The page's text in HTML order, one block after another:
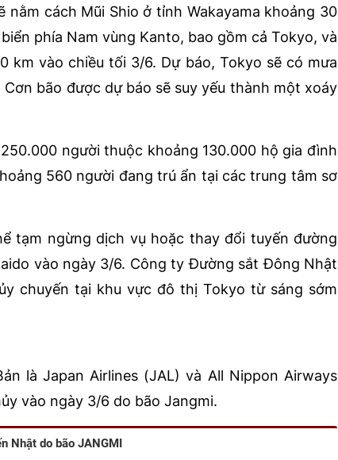
cách Mũi Shio ở tỉnh Wakayama khoảng 30
phía Nam vùng Kanto, bao gồm cả Tokyo, và
km vào chiều tối 3/6. Dự báo, Tokyo sẽ có mưa
bão được dự báo sẽ suy yếu thành một xoáy
người thuộc khoảng 130.000 hộ gia đình
560 người đang trú ẩn tại các trung tâm sơ
tạm ngừng dịch vụ hoặc thay đổi tuyến đường
vào ngày 3/6. Công ty Đường sắt Đông Nhật
chuyến tại khu vực đô thị Tokyo từ sáng sớm
là Japan Airlines (JAL) và All Nippon Airways
vào ngày 3/6 do bão Jangmi.
Nhật do bão JANGMI